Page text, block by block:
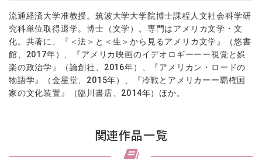
流通経済大学准教授。筑波大学大学院博士課程人文社会科学研
究科単位取得退学。博士（文学）。専門はアメリカ文学・文
化。共著に、『＜法＞と＜生＞から見るアメリカ文学』（悠書
館、2017年）、『アメリカ映画のイデオロギーーー視覚と娯
楽の政治学』（論創社、2016年）、『アメリカン・ロードの
物語学』（金星堂、2015年）、『冷戦とアメリカーー覇権国
家の文化装置』（臨川書店、2014年）ほか。
関連作品一覧